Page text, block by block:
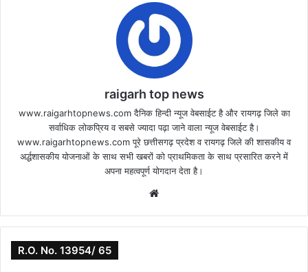
raigarh top news
www.raigarhtopnews.com दैनिक हिन्दी न्यूज वेबसाईट है और रायगढ़ जिले का
सर्वाधिक लोकप्रिय व सबसे ज्यादा पढ़ा जाने वाला न्यूज वेबसाईट है।
www.raigarhtopnews.com पूरे छत्तीसगढ़ प्रदेश व रायगढ़ जिले की शासकीय व
अर्द्धशासकीय योजनाओं के साथ सभी खबरों को प्राथमिकता के साथ प्रसारित करने में
अपना महत्वपूर्ण योगदान देता है।
R.O. No. 13954/ 65